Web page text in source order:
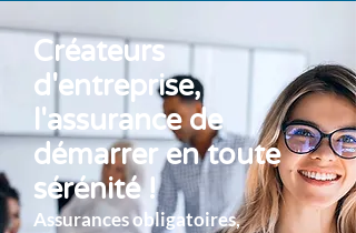
Créateurs
d'entreprise,
l'assurance de
démarrer en toute
sérénité !
Assurances obligatoires,